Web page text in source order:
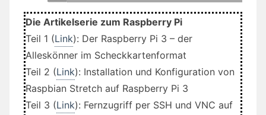
Die Artikelserie zum Raspberry Pi
Teil 1 (Link): Der Raspberry Pi 3 – der
Alleskönner im Scheckkartenformat
Teil 2 (Link): Installation und Konfiguration von
Raspbian Stretch auf Raspberry Pi 3
Teil 3 (Link): Fernzugriff per SSH und VNC auf